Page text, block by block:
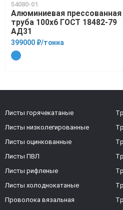
54080-01
Алюминиевая прессованная
труба 100х6 ГОСТ 18482-79
АД31
399000 ₽/тонна
Листы горячекатаные
Листы низколегированные
Листы оцинкованные
Листы ПВЛ
Листы рифленые
Листы холоднокатаные
Проволока вязальная